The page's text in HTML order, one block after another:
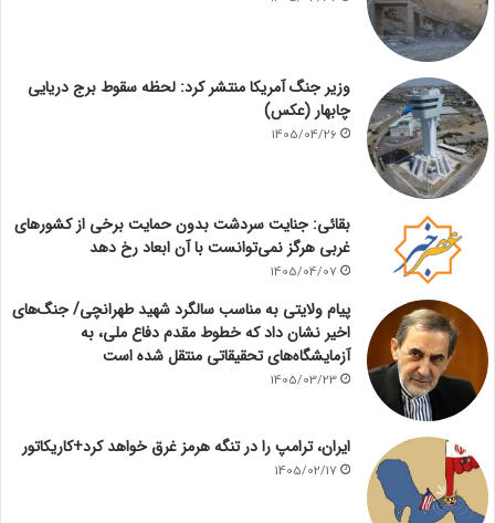
وزیر جنگ آمریکا منتشر کرد: لحظه سقوط برج دریایی
چابهار (عکس)
1405/04/26
بقائی: جنایت سردشت بدون حمایت برخی از کشورهای
غربی هرگز نمی‌توانست با آن ابعاد رخ دهد
1405/04/07
پیام ولایتی به مناسب سالگرد شهید طهرانچی/ جنگ‌های
اخیر نشان داد که خطوط مقدم دفاع ملی، به
آزمایشگاه‌های تحقیقاتی منتقل شده است
1405/03/23
ایران، ترامپ را در تنگه هرمز غرق خواهد کرد+کاریکاتور
1405/02/17